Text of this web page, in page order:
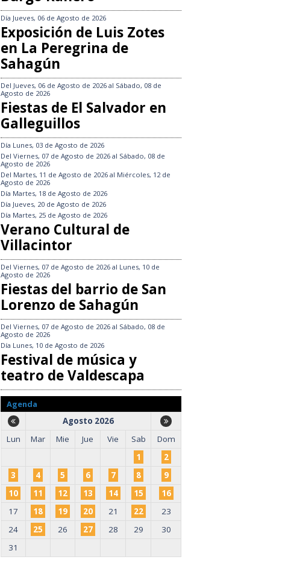
Día Jueves, 06 de Agosto de 2026
Exposición de Luis Zotes
en La Peregrina de
Sahagún
Del Jueves, 06 de Agosto de 2026 al Sábado, 08 de
Agosto de 2026
Fiestas de El Salvador en
Galleguillos
Día Lunes, 03 de Agosto de 2026
Del Viernes, 07 de Agosto de 2026 al Sábado, 08 de
Agosto de 2026
Del Martes, 11 de Agosto de 2026 al Miércoles, 12 de
Agosto de 2026
Día Martes, 18 de Agosto de 2026
Día Jueves, 20 de Agosto de 2026
Día Martes, 25 de Agosto de 2026
Verano Cultural de
Villacintor
Del Viernes, 07 de Agosto de 2026 al Lunes, 10 de
Agosto de 2026
Fiestas del barrio de San
Lorenzo de Sahagún
Del Viernes, 07 de Agosto de 2026 al Sábado, 08 de
Agosto de 2026
Día Lunes, 10 de Agosto de 2026
Festival de música y
teatro de Valdescapa
Agenda
Agosto 2026
Lun
Mar Mie Jue Vie Sab
Dom
1
2
3
4 5 6 7 8
9
10
11 12 13 14 15
16
17
18 19 20 21 22
23
24
25 26 27 28 29
30
31